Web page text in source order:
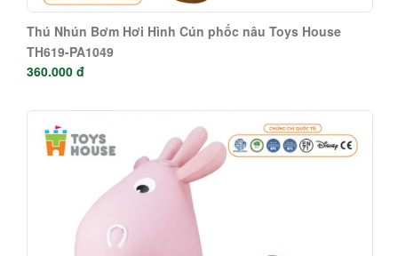
Thú Nhún Bơm Hơi Hình Cún phốc nâu Toys House
TH619-PA1049
360.000 đ